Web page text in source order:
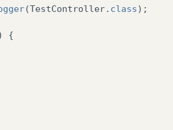
(TestController. class);
{